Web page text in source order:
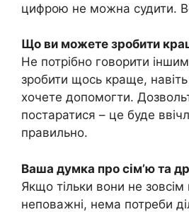
цифрою не можна судити.
Що ви можете зробити
Не потрібно говорити
зробити щось краще,
хочете допомогти.
постаратися – це буде
правильно.
Ваша думка про сім’ю та
Якщо тільки вони не зовсім
неповажні, нема потреби